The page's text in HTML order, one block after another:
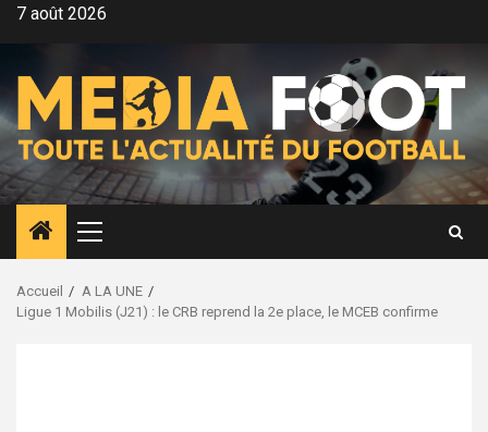
Aller7 août 2026
Menu
principal
Accueil
A LA UNE
Ligue 1 Mobilis (J21) : le CRB reprend la 2e place, le MCEB confirme